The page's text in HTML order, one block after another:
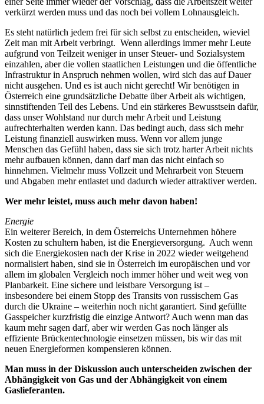
verkürzt werden muss und das noch bei vollem Lohnausgleich.
Es steht natürlich jedem frei für sich selbst zu entscheiden, wieviel
Zeit man mit Arbeit verbringt. Wenn allerdings immer mehr Leute
aufgrund von Teilzeit weniger in unser Steuer- und Sozialsystem
einzahlen, aber die vollen staatlichen Leistungen und die öffentliche
Infrastruktur in Anspruch nehmen wollen, wird sich das auf Dauer
nicht ausgehen. Und es ist auch nicht gerecht! Wir benötigen in
Österreich eine grundsätzliche Debatte über Arbeit als wichtigen,
sinnstiftenden Teil des Lebens. Und ein stärkeres Bewusstsein dafür,
dass unser Wohlstand nur durch mehr Arbeit und Leistung
aufrechterhalten werden kann. Das bedingt auch, dass sich mehr
Leistung finanziell auswirken muss. Wenn vor allem junge
Menschen das Gefühl haben, dass sie sich trotz harter Arbeit nichts
mehr aufbauen können, dann darf man das nicht einfach so
hinnehmen. Vielmehr muss Vollzeit und Mehrarbeit von Steuern
und Abgaben mehr entlastet und dadurch wieder attraktiver werden.
Wer mehr leistet, muss auch mehr davon haben!
Energie
Ein weiterer Bereich, in dem Österreichs Unternehmen höhere
Kosten zu schultern haben, ist die Energieversorgung. Auch wenn
sich die Energiekosten nach der Krise in 2022 wieder weitgehend
normalisiert haben, sind sie in Österreich im europäischen und vor
allem im globalen Vergleich noch immer höher und weit weg von
Planbarkeit. Eine sichere und leistbare Versorgung ist –
insbesondere bei einem Stopp des Transits von russischem Gas
durch die Ukraine – weiterhin noch nicht garantiert. Sind gefüllte
Gasspeicher kurzfristig die einzige Antwort? Auch wenn man das
kaum mehr sagen darf, aber wir werden Gas noch länger als
effiziente Brückentechnologie einsetzen müssen, bis wir das mit
neuen Energieformen kompensieren können.
Man muss in der Diskussion auch unterscheiden zwischen der
Abhängigkeit von Gas und der Abhängigkeit von einem
Gaslieferanten.